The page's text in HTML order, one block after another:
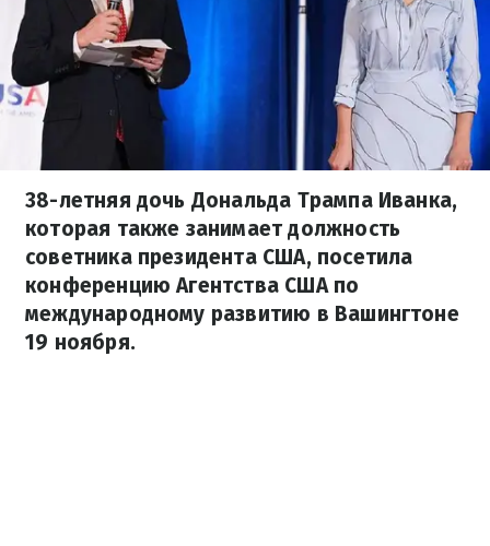
38-летняя дочь Дональда Трампа Иванка,
которая также занимает должность
советника президента США, посетила
конференцию Агентства США по
международному развитию в Вашингтоне
19 ноября.